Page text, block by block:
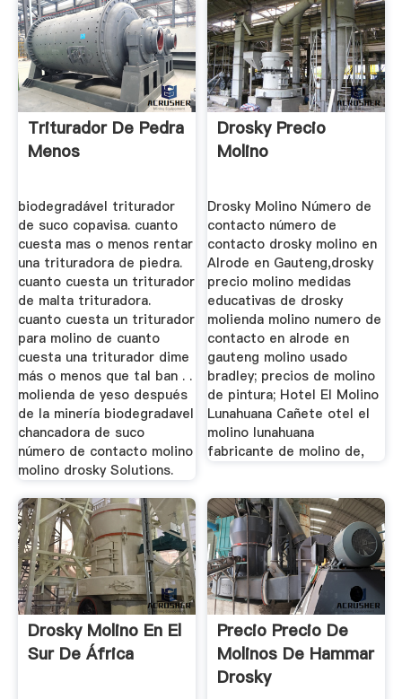
Triturador De Pedra
Menos
biodegradável triturador
de suco copavisa. cuanto
cuesta mas o menos rentar
una trituradora de piedra.
cuanto cuesta un triturador
de malta trituradora.
cuanto cuesta un triturador
para molino de cuanto
cuesta una triturador dime
más o menos que tal ban . .
molienda de yeso después
de la minería biodegradavel
chancadora de suco
número de contacto molino
molino drosky Solutions.
Drosky Precio
Molino
Drosky Molino Número de
contacto número de
contacto drosky molino en
Alrode en Gauteng,drosky
precio molino medidas
educativas de drosky
molienda molino numero de
contacto en alrode en
gauteng molino usado
bradley; precios de molino
de pintura; Hotel El Molino
Lunahuana Cañete otel el
molino lunahuana
fabricante de molino de,
Drosky Molino En El
Sur De África
Precio Precio De
Molinos De Hammar
Drosky